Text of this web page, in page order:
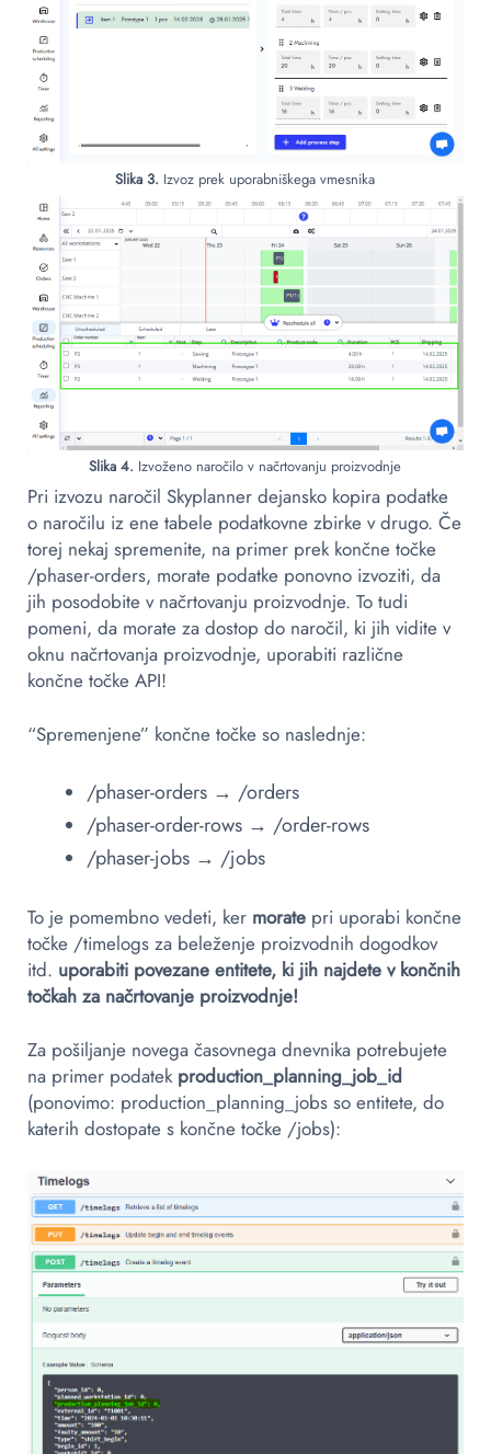
Slika 3. Izvoz prek uporabniškega vmesnika
Slika 4. Izvoženo naročilo v načrtovanju proizvodnje
Pri izvozu naročil Skyplanner dejansko kopira podatke
o naročilu iz ene tabele podatkovne zbirke v drugo. Če
torej nekaj spremenite, na primer prek končne točke
/phaser-orders, morate podatke ponovno izvoziti, da
jih posodobite v načrtovanju proizvodnje. To tudi
pomeni, da morate za dostop do naročil, ki jih vidite v
oknu načrtovanja proizvodnje, uporabiti različne
končne točke API!
“Spremenjene” končne točke so naslednje:
/phaser-orders → /orders
/phaser-order-rows → /order-rows
/phaser-jobs → /jobs
To je pomembno vedeti, ker morate pri uporabi končne
točke /timelogs za beleženje proizvodnih dogodkov
itd. uporabiti povezane entitete, ki jih najdete v končnih
točkah za načrtovanje proizvodnje!
Za pošiljanje novega časovnega dnevnika potrebujete
na primer podatek production_planning_job_id
(ponovimo: production_planning_jobs so entitete, do
katerih dostopate s končne točke /jobs):